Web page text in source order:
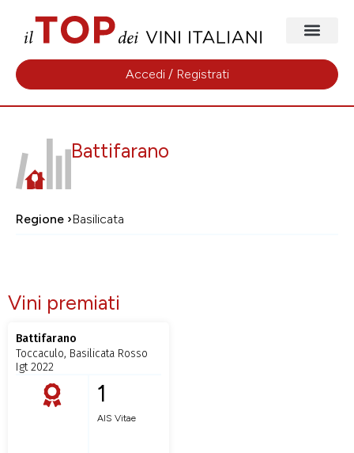
Accedi / Registrati
Battifarano
Regione ›Basilicata
Vini premiati
Battifarano
Toccaculo, Basilicata Rosso
Igt 2022
1
AIS Vitae